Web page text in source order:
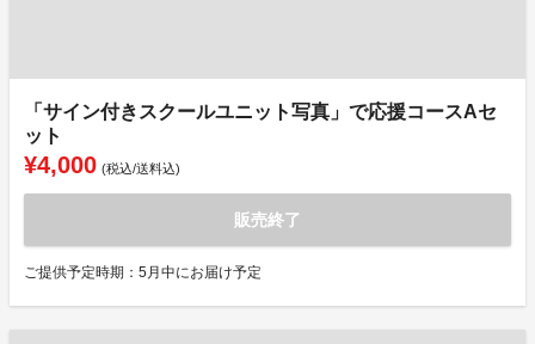
「サイン付きスクールユニット写真」で応援コースAセ
ット
¥4,000 (税込/送料込)
販売終了
ご提供予定時期：5月中にお届け予定